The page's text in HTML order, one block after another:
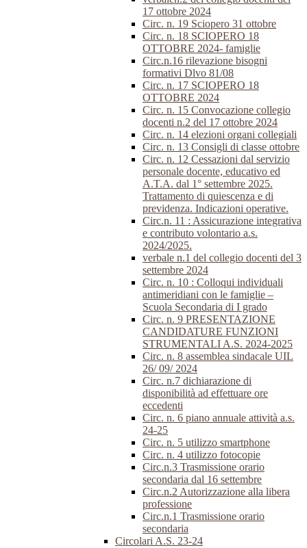
17 ottobre 2024
Circ. n. 19 Sciopero 31 ottobre
Circ. n. 18 SCIOPERO 18
OTTOBRE 2024- famiglie
Circ.n.16 rilevazione bisogni
formativi Dlvo 81/08
Circ. n. 17 SCIOPERO 18
OTTOBRE 2024
Circ. n. 15 Convocazione collegio
docenti n.2 del 17 ottobre 2024
Circ. n. 14 elezioni organi collegiali
Circ. n. 13 Consigli di classe ottobre
Circ. n. 12 Cessazioni dal servizio
personale docente, educativo ed
A.T.A. dal 1° settembre 2025.
Trattamento di quiescenza e di
previdenza. Indicazioni operative.
Circ.n. 11 : Assicurazione integrativa
e contributo volontario a.s.
2024/2025.
verbale n.1 del collegio docenti del 3
settembre 2024
Circ. n. 10 : Colloqui individuali
antimeridiani con le famiglie –
Scuola Secondaria di I grado
Circ. n. 9 PRESENTAZIONE
CANDIDATURE FUNZIONI
STRUMENTALI A.S. 2024-2025
Circ. n. 8 assemblea sindacale UIL
26/ 09/ 2024
Circ. n.7 dichiarazione di
disponibilità ad effettuare ore
eccedenti
Circ. n. 6 piano annuale attività a.s.
24-25
Circ. n. 5 utilizzo smartphone
Circ. n. 4 utilizzo fotocopie
Circ.n.3 Trasmissione orario
secondaria dal 16 settembre
Circ.n.2 Autorizzazione alla libera
professione
Circ.n.1 Trasmissione orario
secondaria
Circolari A.S. 23-24